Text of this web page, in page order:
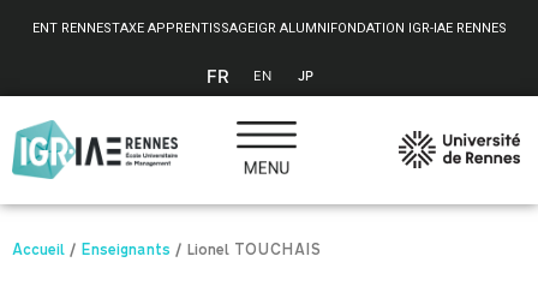
ENT RENNESTAXE APPRENTISSAGEIGR ALUMNIFONDATION IGR-IAE RENNES
FR EN JP
Accueil / Enseignants / Lionel TOUCHAIS